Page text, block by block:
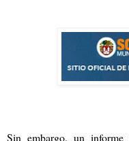
Sin embargo, un informe